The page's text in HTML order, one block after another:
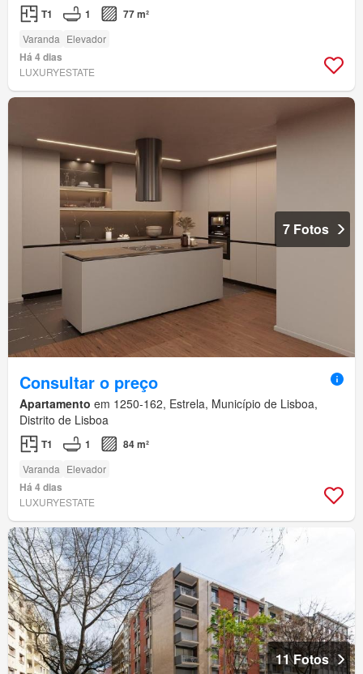
T1 1 77 m²
Varanda Elevador
Há 4 dias
LUXURYESTATE
7 Fotos
Consultar o preço
Apartamento em 1250-162, Estrela, Município de Lisboa,
Distrito de Lisboa
T1 1 84 m²
Varanda Elevador
Há 4 dias
LUXURYESTATE
11 Fotos